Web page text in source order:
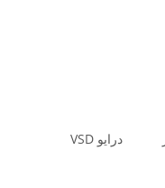
درایو VSD